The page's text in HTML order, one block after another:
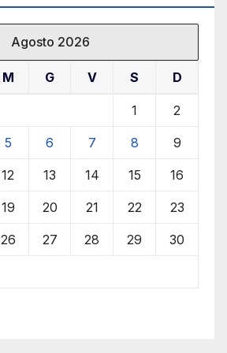
Agosto 2026
M G V S D
1 2
5 6 7 8 9
12 13 14 15 16
19 20 21 22 23
26 27 28 29 30